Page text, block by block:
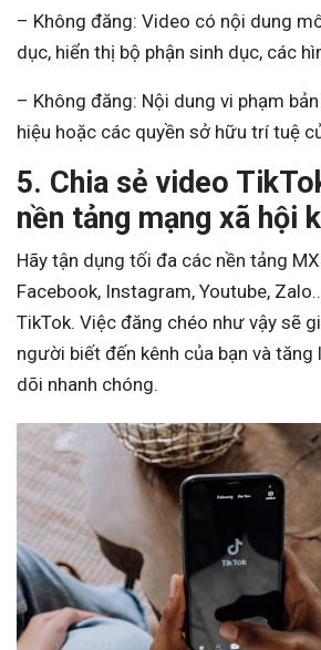
– Không đăng: Video có nội dung
dục, hiển thị bộ phận sinh dục, các
– Không đăng: Nội dung vi phạm
hiệu hoặc các quyền sở hữu trí tuệ
5. Chia sẻ video
nền tảng mạng xã hội
Hãy tận dụng tối đa các nền tảng
Facebook, Instagram, Youtube,
TikTok. Việc đăng chéo như vậy sẽ
người biết đến kênh của bạn và
dõi nhanh chóng.